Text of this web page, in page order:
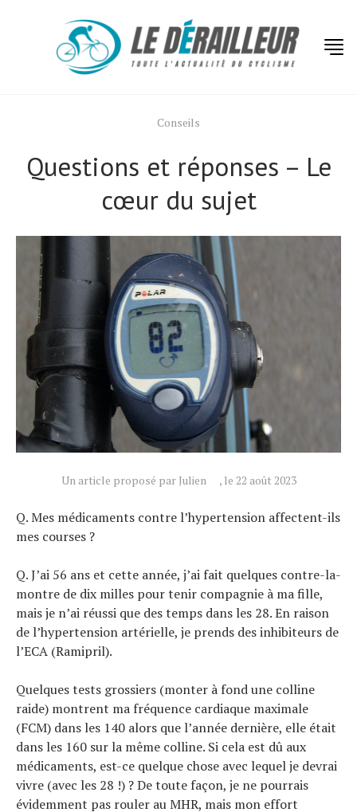
Conseils
Questions et réponses – Le
cœur du sujet
Un article proposé par Julien , le 22 août 2023
Q. Mes médicaments contre l’hypertension affectent-ils
mes courses ?
Q. J’ai 56 ans et cette année, j’ai fait quelques contre-la-
montre de dix milles pour tenir compagnie à ma fille,
mais je n’ai réussi que des temps dans les 28. En raison
de l’hypertension artérielle, je prends des inhibiteurs de
l’ECA (Ramipril).
Quelques tests grossiers (monter à fond une colline
raide) montrent ma fréquence cardiaque maximale
(FCM) dans les 140 alors que l’année dernière, elle était
dans les 160 sur la même colline. Si cela est dû aux
médicaments, est-ce quelque chose avec lequel je devrai
vivre (avec les 28 !) ? De toute façon, je ne pourrais
évidemment pas rouler au MHR, mais mon effort
Actualités
Tests de produits
Tendances
À propos